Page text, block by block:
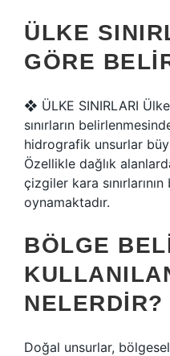
ÜLKE
GÖRE
❖ ÜLKE SINIRLARI
sınırların
hidrografik unsurlar
Özellikle dağlık
çizgiler kara
oynamaktadır.
BÖLGE
NELERDIR?
Doğal unsurlar, bölgesel